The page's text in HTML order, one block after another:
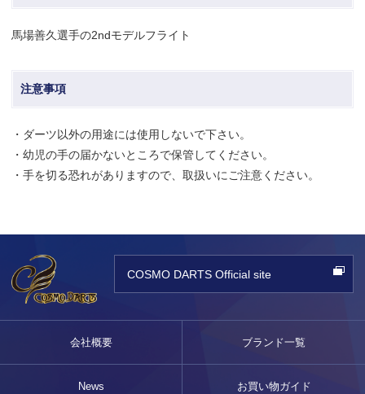
馬場善久選手の2ndモデルフライト
注意事項
・ダーツ以外の用途には使用しないで下さい。
・幼児の手の届かないところで保管してください。
・手を切る恐れがありますので、取扱いにご注意ください。
COSMO DARTS Official site
会社概要 ブランド一覧
News お買い物ガイド